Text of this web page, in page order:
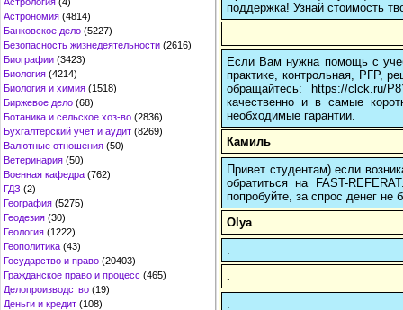
Астрономия (4814)
Банковское дело (5227)
Безопасность жизнедеятельности (2616)
Биографии (3423)
Биология (4214)
Биология и химия (1518)
Биржевое дело (68)
Ботаника и сельское хоз-во (2836)
Бухгалтерский учет и аудит (8269)
Валютные отношения (50)
Ветеринария (50)
Военная кафедра (762)
ГДЗ (2)
География (5275)
Геодезия (30)
Геология (1222)
Геополитика (43)
Государство и право (20403)
Гражданское право и процесс (465)
Делопроизводство (19)
Деньги и кредит (108)
поддержка! Узнай стоимость
Если Вам нужна помощь с
практике, контрольная, РГР,
обращайтесь: https://clck.ru/
качественно и в самые
необходимые гарантии.
Камиль
Привет студентам) если
обратиться на FAST-
попробуйте, за спрос денег не
Olya
.